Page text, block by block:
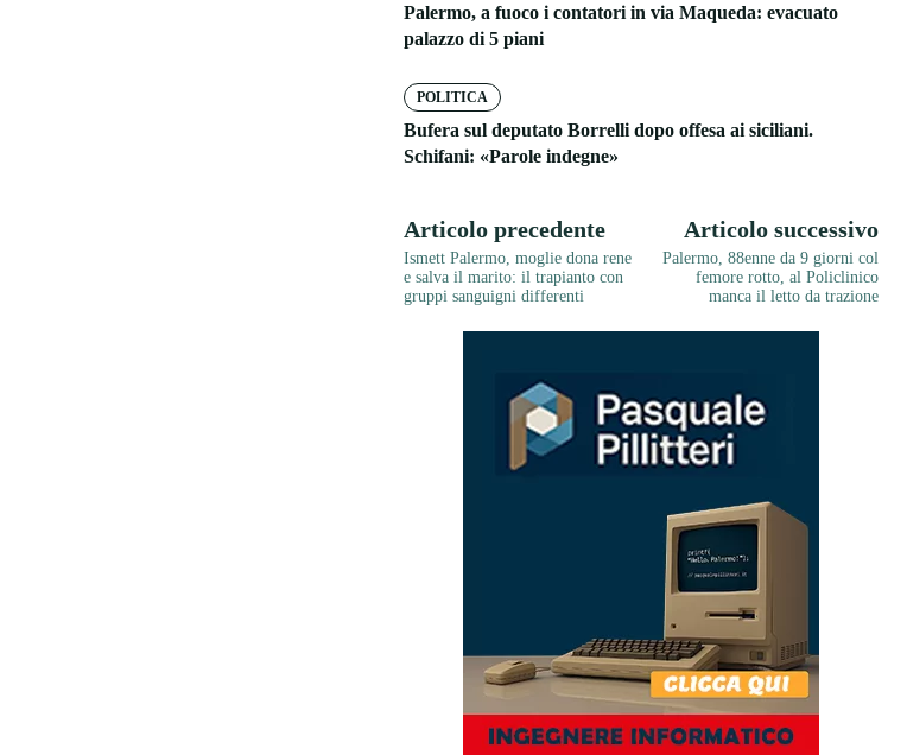
Palermo, a fuoco i contatori in via Maqueda: evacuato
palazzo di 5 piani
POLITICA
Bufera sul deputato Borrelli dopo offesa ai siciliani.
Schifani: «Parole indegne»
Articolo precedente
Ismett Palermo, moglie dona rene
e salva il marito: il trapianto con
gruppi sanguigni differenti
Articolo successivo
Palermo, 88enne da 9 giorni col
femore rotto, al Policlinico
manca il letto da trazione